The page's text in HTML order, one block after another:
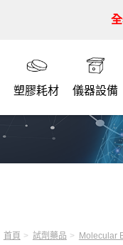
塑膠耗材 儀器設備
首頁 試劑藥品 Molecular